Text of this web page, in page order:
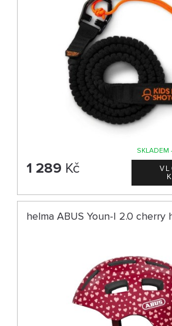
SKLADEM
1 289 Kč
helma ABUS Youn-I 2.0 cherry